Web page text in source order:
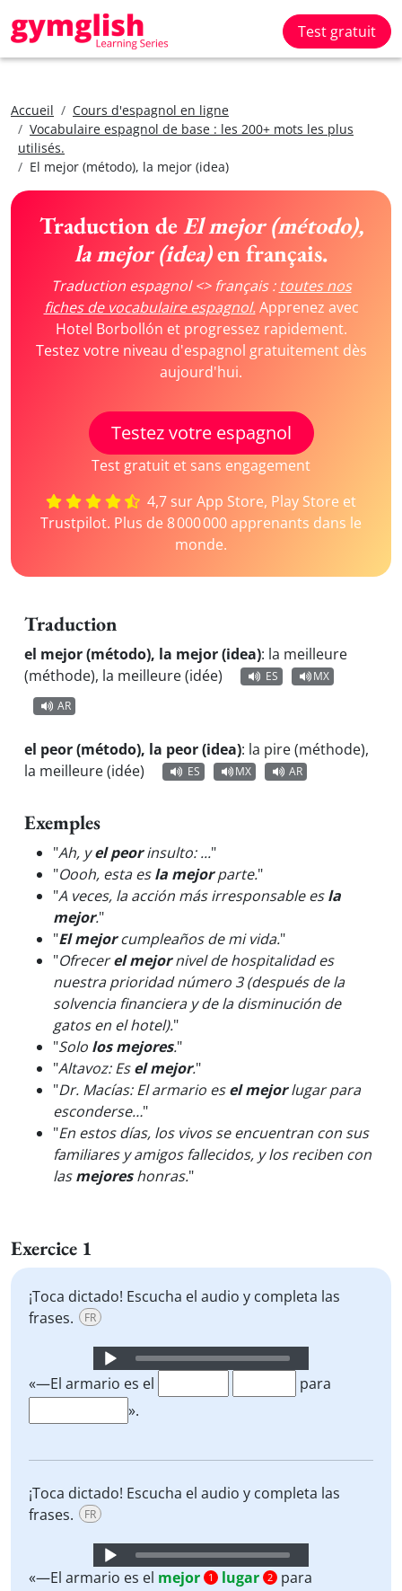
Test gratuit
Accueil
Cours d'espagnol en ligne
Vocabulaire espagnol de base : les 200+ mots les plus
utilisés.
El mejor (método), la mejor (idea)
Traduction deEl mejor (método),
la mejor (idea)en français.
Traduction espagnol <> français : toutes nos
fiches de vocabulaire espagnol.Apprenez avec
Hotel Borbollón et progressez rapidement.
Testez votre niveau d'espagnol gratuitement dès
aujourd'hui.
Testez votre espagnol
Test gratuit et sans engagement
4,7 sur App Store, Play Store et
Trustpilot. Plus de 8 000 000 apprenants dans le
monde.
Traduction
el mejor (método), la mejor (idea): la meilleure
(méthode), la meilleure (idée)
ES
MX
AR
el peor (método), la peor (idea): la pire (méthode),
la meilleure (idée)
ES MX AR
Exemples
"Ah, yel peorinsulto: ..."
"Oooh, esta esla mejorparte."
"A veces, la acción más irresponsable esla
mejor."
"El mejorcumpleaños de mi vida."
"Ofrecerel mejornivel de hospitalidad es
nuestra prioridad número 3 (después de la
solvencia financiera y de la disminución de
gatos en el hotel)."
"Solo los mejores."
"Altavoz: Esel mejor."
"Dr. Macías: El armario esel mejorlugar para
esconderse…"
"En estos días, los vivos se encuentran con sus
familiares y amigos fallecidos, y los reciben con
lasmejoreshonras."
Exercice 1
¡Toca dictado! Escucha el audio y completa las
frases.
FR
Audio
Player
«—El armario es el
para
».
¡Toca dictado! Escucha el audio y completa las
frases.
FR
Audio
Player
«—El armario es el mejor 1 lugar 2
para